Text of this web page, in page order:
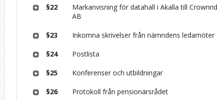
§22
Markanvisning för datahall i Akalla till
AB
§23 Inkomna skrivelser från nämndens ledamöter
§24 Postlista
§25 Konferenser och utbildningar
§26 Protokoll från pensionärsrådet